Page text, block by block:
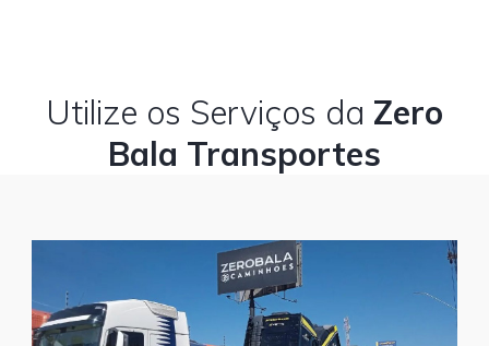
Utilize os Serviços da Zero
Bala Transportes